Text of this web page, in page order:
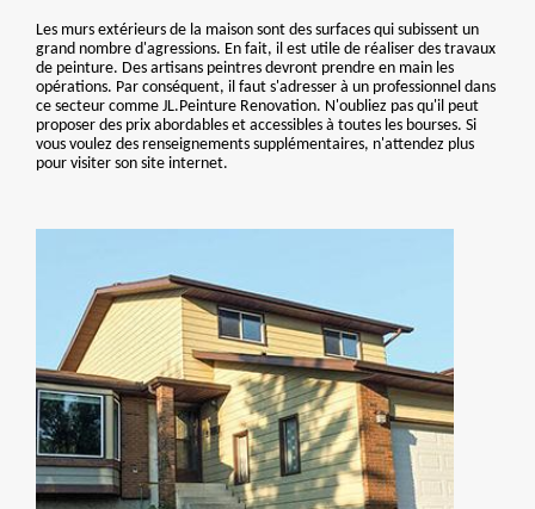
Les murs extérieurs de la maison sont des surfaces qui subissent un
grand nombre d'agressions. En fait, il est utile de réaliser des travaux
de peinture. Des artisans peintres devront prendre en main les
opérations. Par conséquent, il faut s'adresser à un professionnel dans
ce secteur comme JL.Peinture Renovation. N'oubliez pas qu'il peut
proposer des prix abordables et accessibles à toutes les bourses. Si
vous voulez des renseignements supplémentaires, n'attendez plus
pour visiter son site internet.